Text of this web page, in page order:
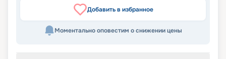
Добавить в избранное
Моментально оповестим о снижении цены